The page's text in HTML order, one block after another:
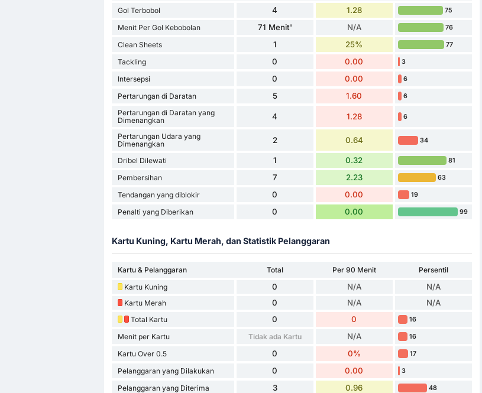
Gol Terbobol
4 1.28 75
Menit Per Gol Kebobolan 71 Menit' N/A 76
Clean Sheets 1 25% 77
Tackling 0 0.00 3
Intersepsi 0 0.00 6
Pertarungan di Daratan 5 1.60 6
Pertarungan di Daratan yang
Dimenangkan
4 1.28 6
Pertarungan Udara yang
Dimenangkan
2 0.64 34
Dribel Dilewati 1 0.32 81
Pembersihan 7 2.23 63
Tendangan yang diblokir 0 0.00 19
Penalti yang Diberikan 0 0.00 99
Kartu Kuning, Kartu Merah, dan Statistik Pelanggaran
Kartu & Pelanggaran Total Per 90 Menit
Persentil
Kartu Kuning
0 N/A N/A
Kartu Merah 0 N/A N/A
Total Kartu 0 0 16
Menit per Kartu Tidak ada Kartu N/A 16
Kartu Over 0.5 0 0% 17
Pelanggaran yang Dilakukan 0 0.00 3
Pelanggaran yang Diterima 3 0.96 48